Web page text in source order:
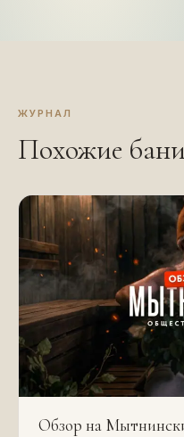
ЖУРНАЛ
Похожие бани
Обзор на